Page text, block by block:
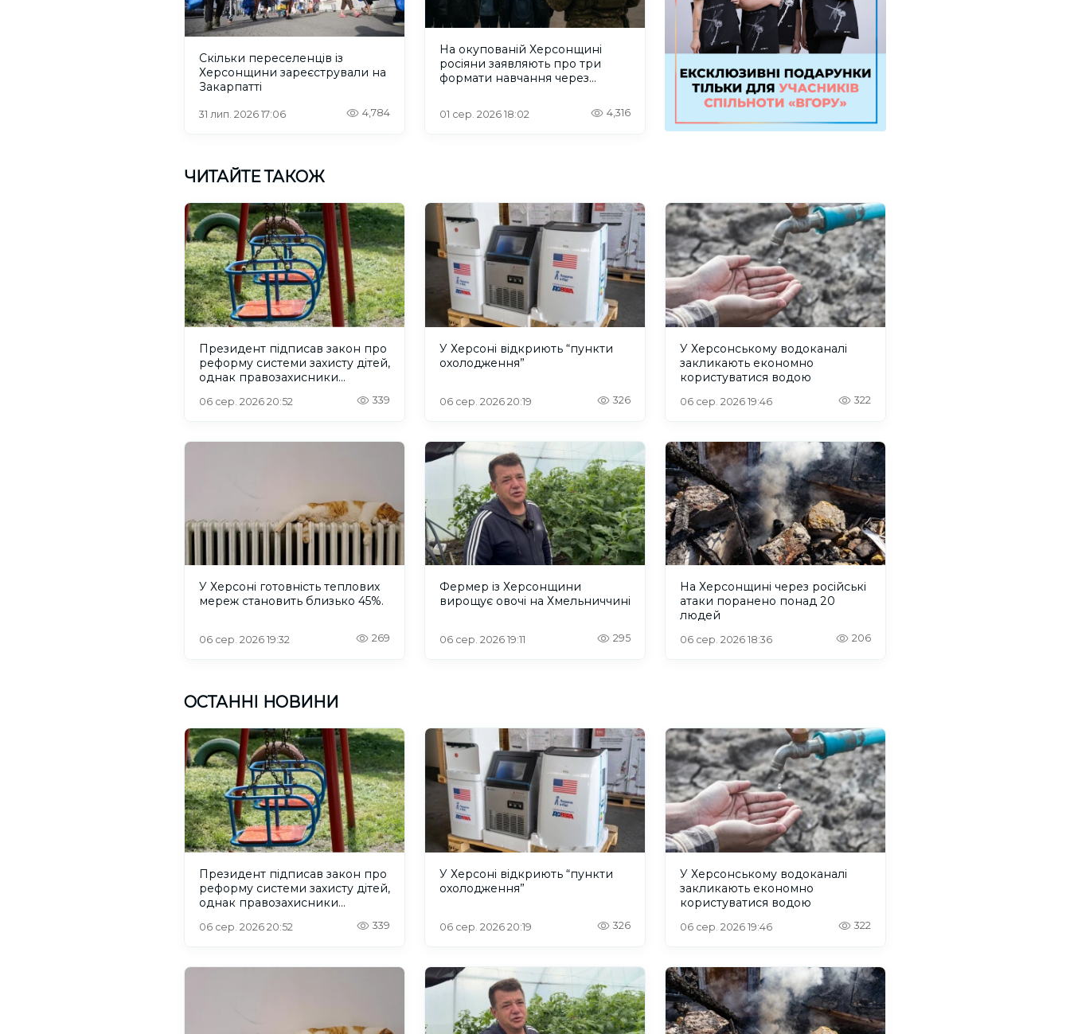
Скільки переселенців із
Херсонщини зареєстрували на
Закарпатті
31 лип. 2026 17:06 4,784
На окупованій Херсонщині
росіяни заявляють про три
формати навчання через
01 сер. 2026 18:02 4,316
ЧИТАЙТЕ ТАКОЖ
Президент підписав закон про
реформу системи захисту дітей,
однак правозахисники
06 сер. 2026 20:52 339
У Херсоні відкриють “пункти
охолодження”
06 сер. 2026 20:19 326
У Херсонському водоканалі
закликають економно
користуватися водою
06 сер. 2026 19:46 322
У Херсоні готовність теплових
мереж становить близько 45%.
06 сер. 2026 19:32 269
Фермер із Херсонщини
вирощує овочі на Хмельниччині
06 сер. 2026 19:11 295
На Херсонщині через російські
атаки поранено понад 20
людей
06 сер. 2026 18:36 206
ОСТАННІ НОВИНИ
Президент підписав закон про
реформу системи захисту дітей,
однак правозахисники
06 сер. 2026 20:52 339
У Херсоні відкриють “пункти
охолодження”
06 сер. 2026 20:19 326
У Херсонському водоканалі
закликають економно
користуватися водою
06 сер. 2026 19:46 322